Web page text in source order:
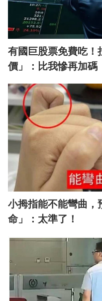
有國巨股票免費吃！
價」：比我慘再加碼
小拇指能不能彎曲，
命」：太準了！